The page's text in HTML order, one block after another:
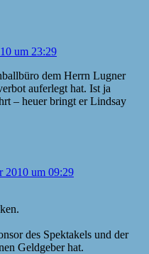
um 23:29
dem Herrn Lugner
auferlegt hat. Ist ja
– heuer bringt er Lindsay
2010 um 09:29
des Spektakels und der
Geldgeber hat.